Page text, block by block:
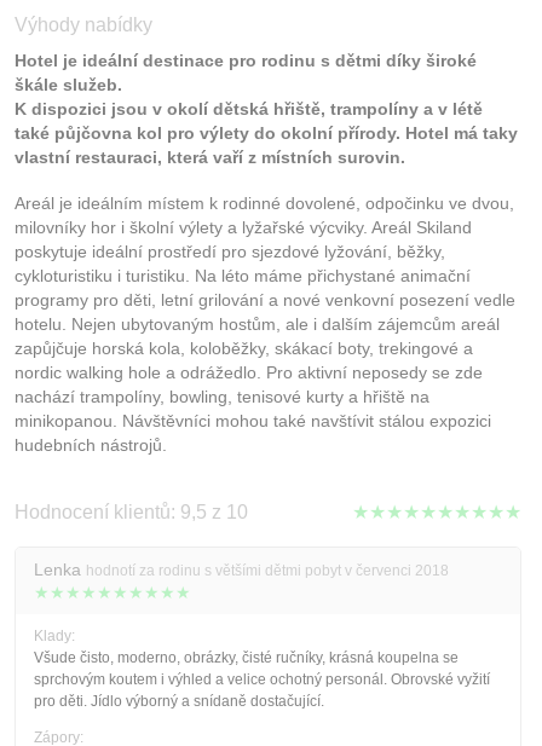
Výhody nabídky
Hotel je ideální destinace pro rodinu s dětmi díky široké
škále služeb.
K dispozici jsou v okolí dětská hřiště, trampolíny a v létě
také půjčovna kol pro výlety do okolní přírody. Hotel má taky
vlastní restauraci, která vaří z místních surovin.
Areál je ideálním místem k rodinné dovolené, odpočinku ve dvou,
milovníky hor i školní výlety a lyžařské výcviky. Areál Skiland
poskytuje ideální prostředí pro sjezdové lyžování, běžky,
cykloturistiku i turistiku. Na léto máme přichystané animační
programy pro děti, letní grilování a nové venkovní posezení vedle
hotelu. Nejen ubytovaným hostům, ale i dalším zájemcům areál
zapůjčuje horská kola, koloběžky, skákací boty, trekingové a
nordic walking hole a odrážedlo. Pro aktivní neposedy se zde
nachází trampolíny, bowling, tenisové kurty a hřiště na
minikopanou. Návštěvníci mohou také navštívit stálou expozici
hudebních nástrojů.
Hodnocení klientů: 9,5 z 10 ★★★★★★★★★★
Lenka hodnotí za rodinu s většími dětmi pobyt v červenci 2018
★★★★★★★★★★
Klady:
Všude čisto, moderno, obrázky, čisté ručníky, krásná koupelna se
sprchovým koutem i výhled a velice ochotný personál. Obrovské vyžití
pro děti. Jídlo výborný a snídaně dostačující.
Zápory: